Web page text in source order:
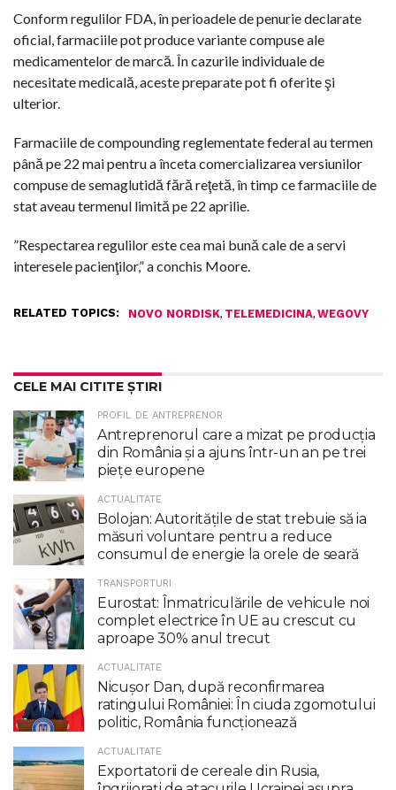
Conform regulilor FDA, în perioadele de penurie declarate
oficial, farmaciile pot produce variante compuse ale
medicamentelor de marcă. În cazurile individuale de
necesitate medicală, aceste preparate pot fi oferite şi
ulterior.
Farmaciile de compounding reglementate federal au termen
până pe 22 mai pentru a înceta comercializarea versiunilor
compuse de semaglutidă fără reţetă, în timp ce farmaciile de
stat aveau termenul limită pe 22 aprilie.
”Respectarea regulilor este cea mai bună cale de a servi
interesele pacienţilor,” a conchis Moore.
RELATED TOPICS: NOVO NORDISK, TELEMEDICINA, WEGOVY
CELE MAI CITITE ȘTIRI
PROFIL DE ANTREPRENOR
Antreprenorul care a mizat pe producția
din România și a ajuns într-un an pe trei
piețe europene
ACTUALITATE
Bolojan: Autoritățile de stat trebuie să ia
măsuri voluntare pentru a reduce
consumul de energie la orele de seară
TRANSPORTURI
Eurostat: Înmatriculările de vehicule noi
complet electrice în UE au crescut cu
aproape 30% anul trecut
ACTUALITATE
Nicuşor Dan, după reconfirmarea
ratingului României: În ciuda zgomotului
politic, România funcţionează
ACTUALITATE
Exportatorii de cereale din Rusia,